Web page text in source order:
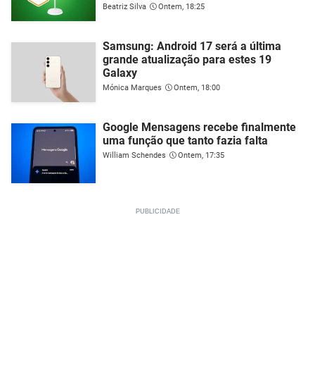
Beatriz Silva Ontem, 18:25
Samsung: Android 17 será a última
grande atualização para estes 19
Galaxy
Mónica Marques Ontem, 18:00
Google Mensagens recebe finalmente
uma função que tanto fazia falta
William Schendes Ontem, 17:35